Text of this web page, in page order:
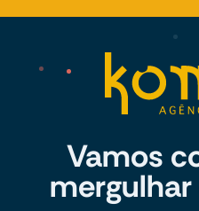
Vamos